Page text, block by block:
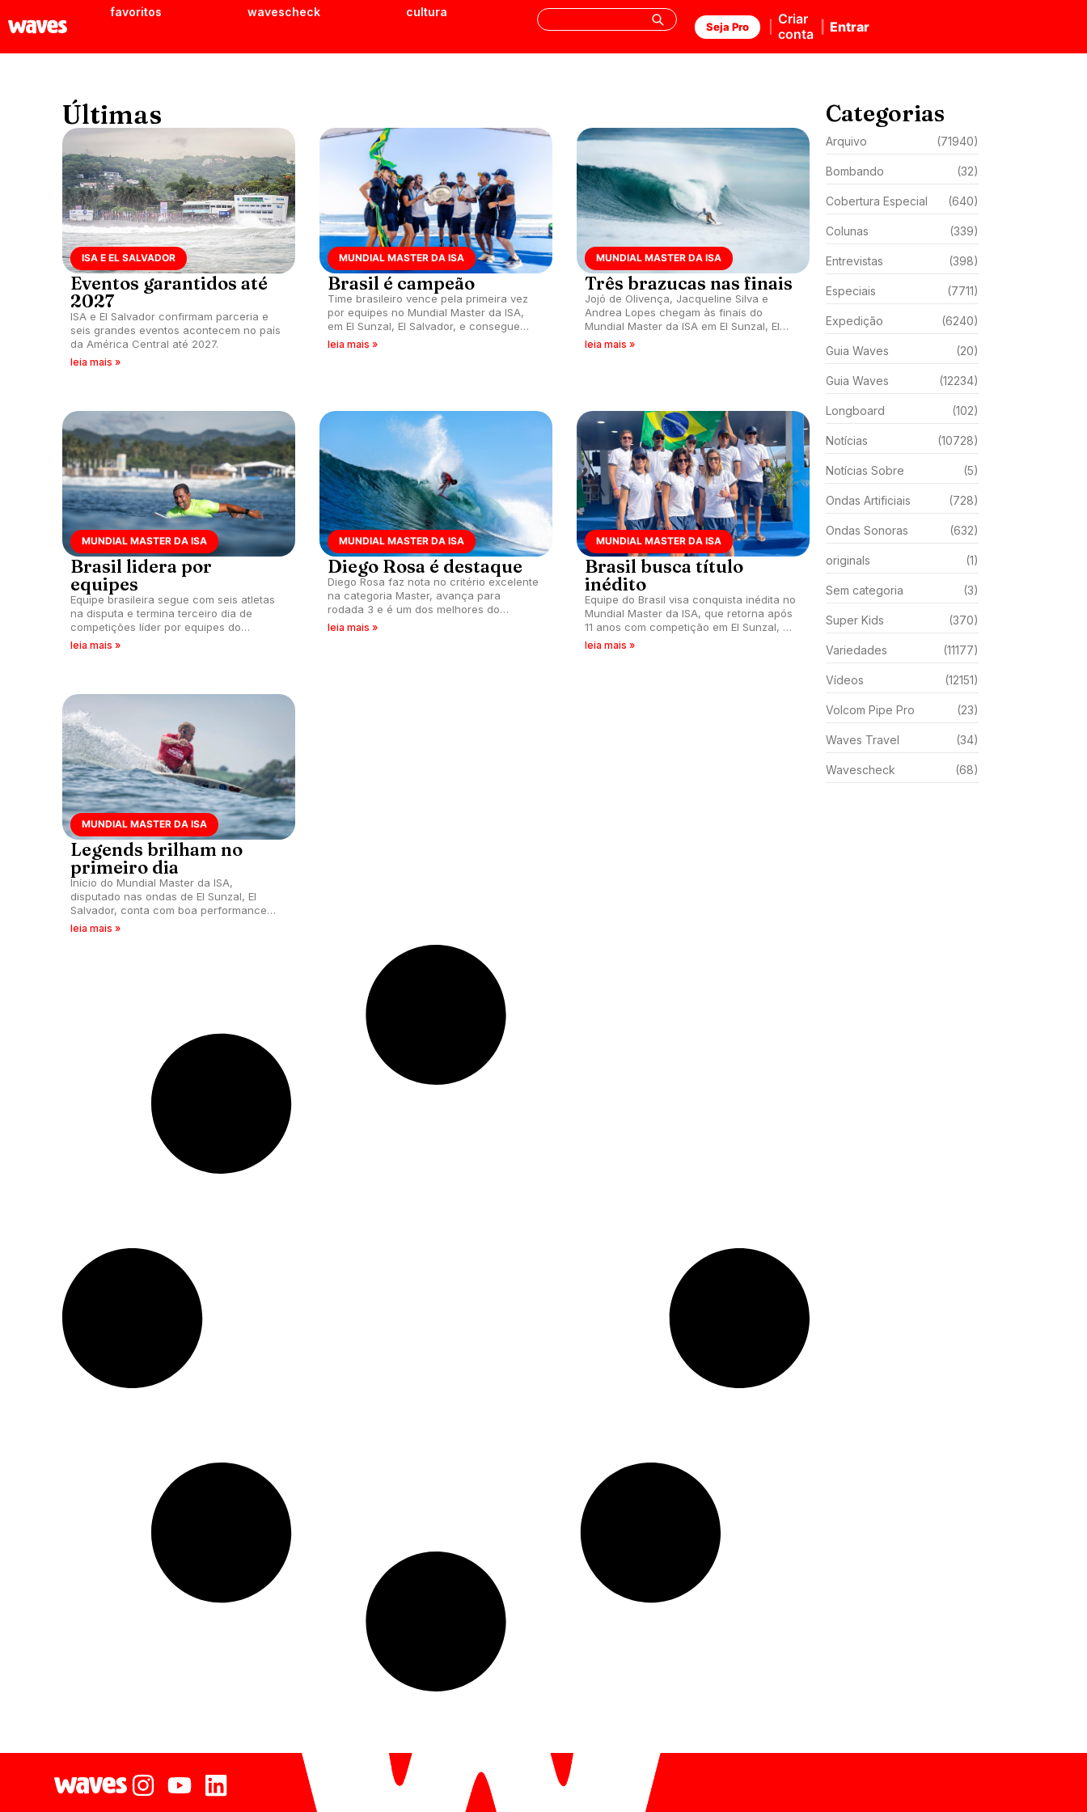
favoritos wavescheck cultura
Seja Pro
Criar
conta
Entrar
Últimas
ISA E EL SALVADOR
Eventos garantidos até
2027
ISA e El Salvador confirmam parceria e
seis grandes eventos acontecem no país
da América Central até 2027.
leia mais »
MUNDIAL MASTER DA ISA
Brasil é campeão
Time brasileiro vence pela primeira vez
por equipes no Mundial Master da ISA,
em El Sunzal, El Salvador, e consegue
cinco medalhas no individual. Diego Rosa
leia mais »
MUNDIAL MASTER DA ISA
Três brazucas nas finais
Jojó de Olivença, Jacqueline Silva e
Andrea Lopes chegam às finais do
Mundial Master da ISA em El Sunzal, El
Salvador, e garantem medalhas. Equipe
leia mais »
MUNDIAL MASTER DA ISA
Brasil lidera por
equipes
Equipe brasileira segue com seis atletas
na disputa e termina terceiro dia de
competições líder por equipes do
Mundial Master da ISA 2024, em El
leia mais »
MUNDIAL MASTER DA ISA
Diego Rosa é destaque
Diego Rosa faz nota no critério excelente
na categoria Master, avança para
rodada 3 e é um dos melhores do
segundo dia do Mundial Master da ISA,
leia mais »
MUNDIAL MASTER DA ISA
Brasil busca título
inédito
Equipe do Brasil visa conquista inédita no
Mundial Master da ISA, que retorna após
11 anos com competição em El Sunzal, El
Salvador.
leia mais »
MUNDIAL MASTER DA ISA
Legends brilham no
primeiro dia
Início do Mundial Master da ISA,
disputado nas ondas de El Sunzal, El
Salvador, conta com boa performance
dos legends. Andrea Lopes avança na
leia mais »
Categorias
Arquivo (71940)
Bombando (32)
Cobertura Especial (640)
Colunas (339)
Entrevistas (398)
Especiais (7711)
Expedição (6240)
Guia Waves (20)
Guia Waves (12234)
Longboard (102)
Notícias (10728)
Notícias Sobre (5)
Ondas Artificiais (728)
Ondas Sonoras (632)
originals (1)
Sem categoria (3)
Super Kids (370)
Variedades (11177)
Vídeos (12151)
Volcom Pipe Pro (23)
Waves Travel (34)
Wavescheck (68)